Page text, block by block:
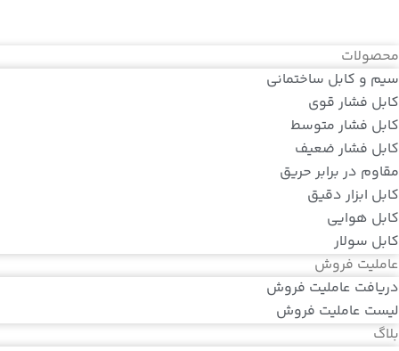
محصولات
سیم و کابل ساختمانی
کابل فشار قوی
کابل فشار متوسط
کابل فشار ضعیف
مقاوم در برابر حریق
کابل ابزار دقیق
کابل هوایی
کابل سولار
عاملیت فروش
دریافت عاملیت فروش
لیست عاملیت فروش
بلاگ